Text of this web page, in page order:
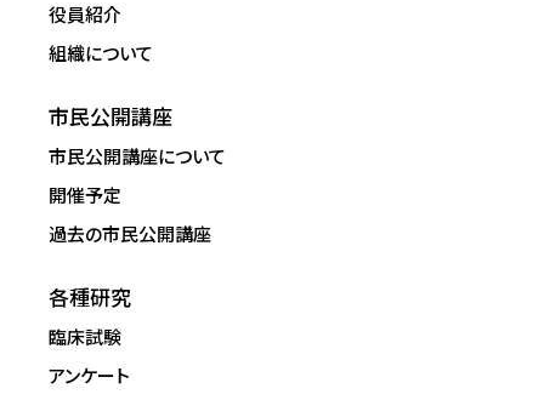
役員紹介
組織について
市民公開講座
市民公開講座について
開催予定
過去の市民公開講座
各種研究
臨床試験
アンケート